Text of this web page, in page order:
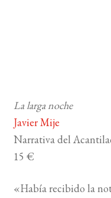
La larga noche
Javier Mije
Narrativa del
15 €
«Había recibido la